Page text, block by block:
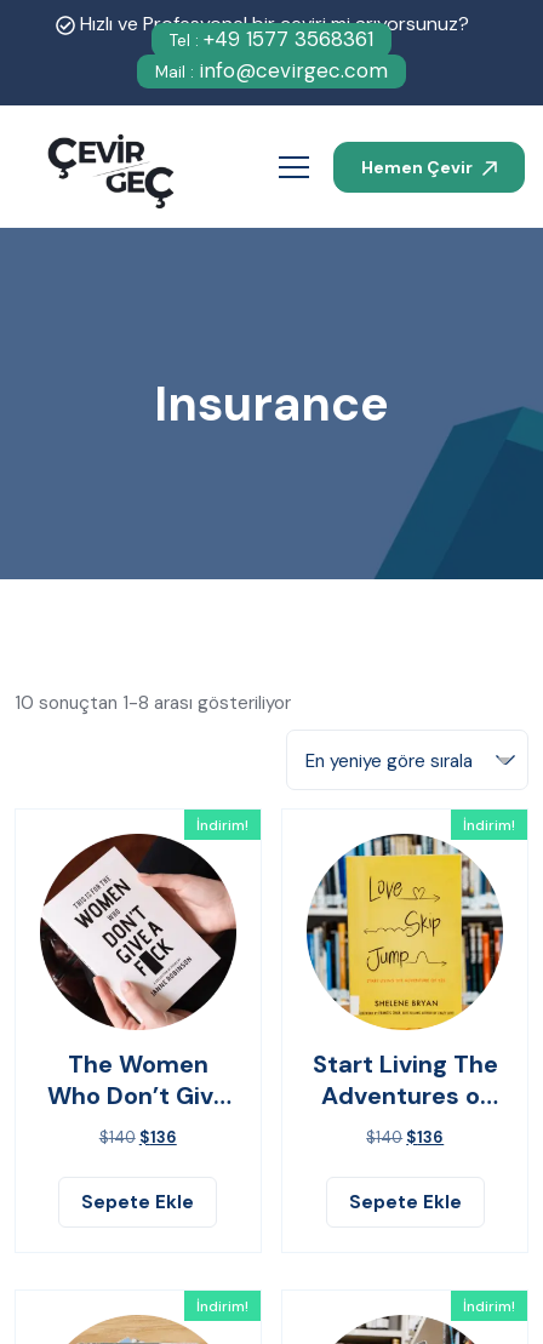
Hızlı ve Profesyonel bir çeviri mi arıyorsunuz?
Tel : +49 1577 3568361
Mail : info@cevirgec.com
Hemen Çevir
Insurance
10 sonuçtan 1-8 arası gösteriliyor
En yeniye göre sırala
İndirim!
The Women
Who Don’t Give
Up
$140 $136
Sepete Ekle
İndirim!
Start Living The
Adventures of
Yes
$140 $136
Sepete Ekle
İndirim! İndirim!